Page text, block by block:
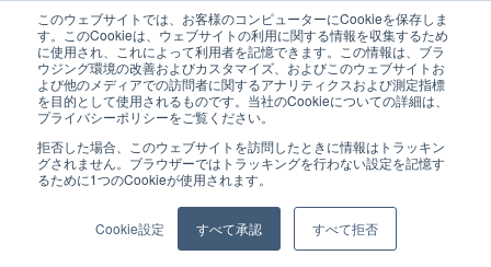
このウェブサイトでは、お客様のコンピューターにCookieを保存しま
す。このCookieは、ウェブサイトの利用に関する情報を収集するため
に使用され、これによって利用者を記憶できます。この情報は、ブラ
ウジング環境の改善およびカスタマイズ、およびこのウェブサイトお
よび他のメディアでの訪問者に関するアナリティクスおよび測定指標
を目的として使用されるものです。当社のCookieについての詳細は、
プライバシーポリシーをご覧ください。
拒否した場合、このウェブサイトを訪問したときに情報はトラッキン
グされません。ブラウザーではトラッキングを行わない設定を記憶す
るために1つのCookieが使用されます。
Cookie設定 すべて承認 すべて拒否
ホーム コラム API連携 CSV連携 ERP SaaS データ連携
2023年
03月29
API連携 SaaS コラム
データ連携
CSV連携
ワークフロー
業務改善コンサルティング
ERP
業務改善コンサルティングとは？DXを進めたい